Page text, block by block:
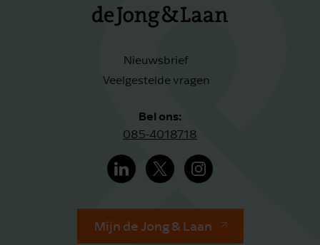
Nieuwsbrief
Veelgestelde vragen
Bel ons:
085-4018718
Mijn de Jong & Laan